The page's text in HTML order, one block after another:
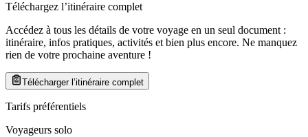
Téléchargez l’itinéraire complet
Accédez à tous les détails de votre voyage en un seul document :
itinéraire, infos pratiques, activités et bien plus encore. Ne manquez
rien de votre prochaine aventure !
Télécharger l’itinéraire complet
Tarifs préférentiels
Voyageurs solo